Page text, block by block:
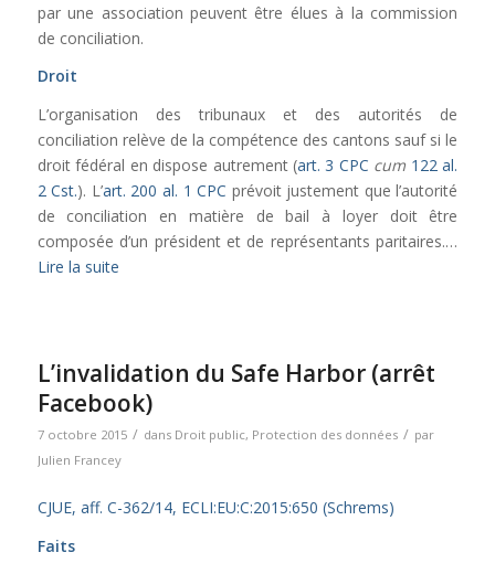
par une association peuvent être élues à la commission
de conciliation.
Droit
L’organisation des tribunaux et des autorités de
conciliation relève de la compétence des cantons sauf si le
droit fédéral en dispose autrement (art. 3 CPC cum 122 al.
2 Cst.). L’art. 200 al. 1 CPC prévoit justement que l’autorité
de conciliation en matière de bail à loyer doit être
composée d’un président et de représentants paritaires.…
Lire la suite
L’invalidation du Safe Harbor (arrêt
Facebook)
7 octobre 2015 / dans Droit public, Protection des données / par
Julien Francey
CJUE, aff. C-362/14, ECLI:EU:C:2015:650 (Schrems)
Faits